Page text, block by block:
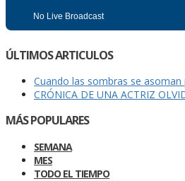
ÚLTIMOS ARTICULOS
Cuando las sombras se asoman
CRÓNICA DE UNA ACTRIZ
MÁS POPULARES
SEMANA
MES
TODO EL TIEMPO